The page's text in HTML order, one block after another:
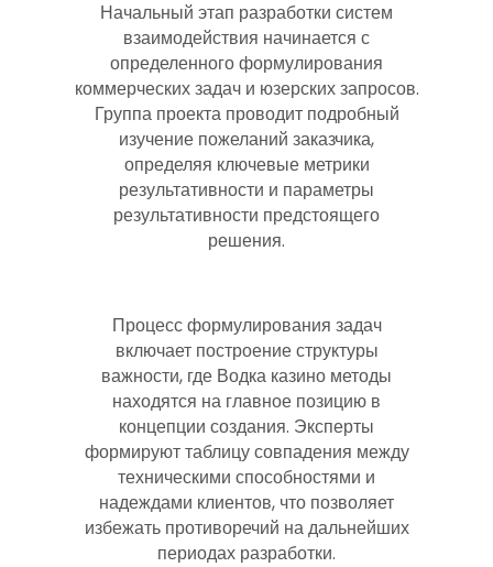
Начальный этап разработки систем
взаимодействия начинается с
определенного формулирования
коммерческих задач и юзерских запросов.
Группа проекта проводит подробный
изучение пожеланий заказчика,
определяя ключевые метрики
результативности и параметры
результативности предстоящего
решения.
Процесс формулирования задач
включает построение структуры
важности, где Водка казино методы
находятся на главное позицию в
концепции создания. Эксперты
формируют таблицу совпадения между
техническими способностями и
надеждами клиентов, что позволяет
избежать противоречий на дальнейших
периодах разработки.